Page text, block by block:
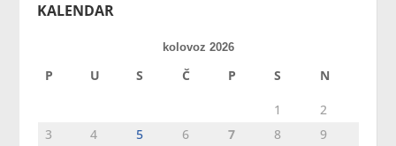
KALENDAR
kolovoz 2026
P U S Č P S N
1
2
3
4 5 6 7 8
9